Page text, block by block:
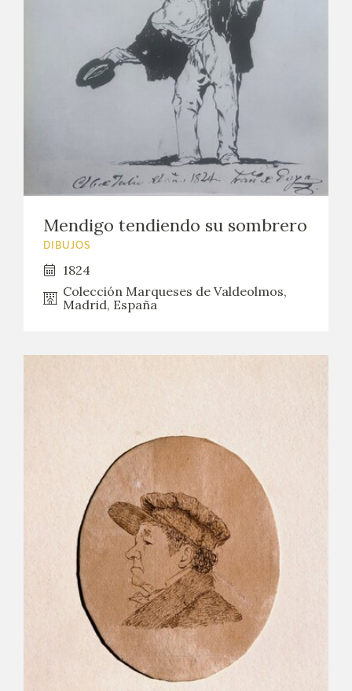
CRONOLOGÍA
GOYA EN EL MUNDO
GOYA EN ARAGÓN
PREMIO ARAGÓN GOYA
EDICIONES
PUBLICACIONES
RECURSOS EDUCATIVOS
FICHAS ARASAAC
Mendigo tendiendo su sombrero
DIBUJOS
1824
Colección Marqueses de Valdeolmos,
Madrid, España